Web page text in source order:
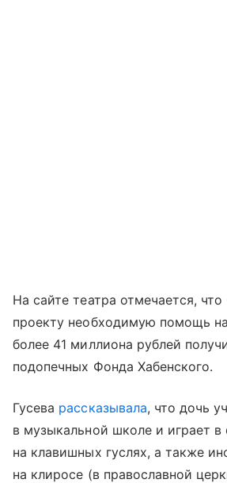
На сайте театра отмечается,
проекту необходимую помощь
более 41 миллиона рублей
подопечных Фонда Хабенского.
Гусева рассказывала, что дочь
в музыкальной школе и играет в
на клавишных гуслях, а также
на клиросе (в православной